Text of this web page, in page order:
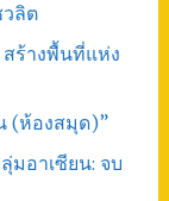
ลิต
ร้างพื้นที่แห่ง
(ห้องสมุด)”
มอาเซียน: จบ